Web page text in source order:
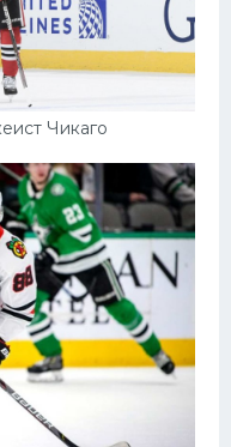
Чикаго